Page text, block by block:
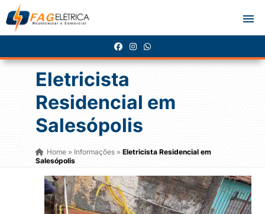
Eletricista
Residencial em
Salesópolis
Home» Informações » Eletricista Residencial em
Salesópolis